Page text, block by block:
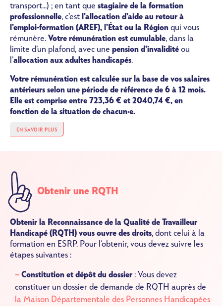
transport...) ; en tant que stagiaire de la formation
professionnelle, c’est l’allocation d’aide au retour à
l’emploi-formation (AREF), l’État ou la Région qui vous
rémunère. Votre rémunération est cumulable, dans la
limite d’un plafond, avec une pension d’invalidité ou
l’allocation aux adultes handicapés.
Votre rémunération est calculée sur la base de vos salaires
antérieurs selon une période de référence de 6 à 12 mois.
Elle est comprise entre 723,36 € et 2040,74 €, en
fonction de la situation de chacun·e.
EN SAVOIR PLUS
SVG
Obtenir une RQTH
Obtenir la Reconnaissance de la Qualité de Travailleur
Handicapé (RQTH) vous ouvre des droits, dont celui à la
formation en ESRP. Pour l’obtenir, vous devez suivre les
étapes suivantes :
Constitution et dépôt du dossier: Vous devez
constituer un dossier de demande de RQTH auprès de
la Maison Départementale des Personnes Handicapées